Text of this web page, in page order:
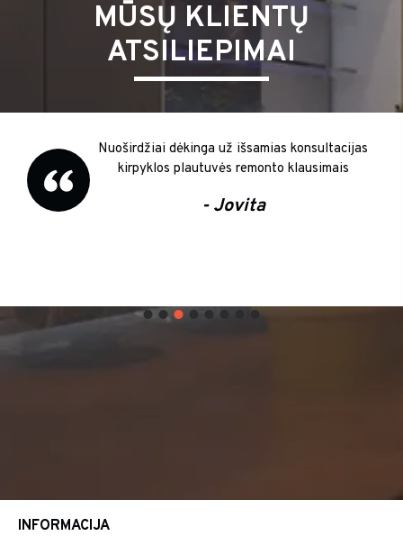
MŪSŲ KLIENTŲ
ATSILIEPIMAI
Nuoširdžiai dėkinga už išsamias konsultacijas
kirpyklos plautuvės remonto klausimais
- Jovita
INFORMACIJA